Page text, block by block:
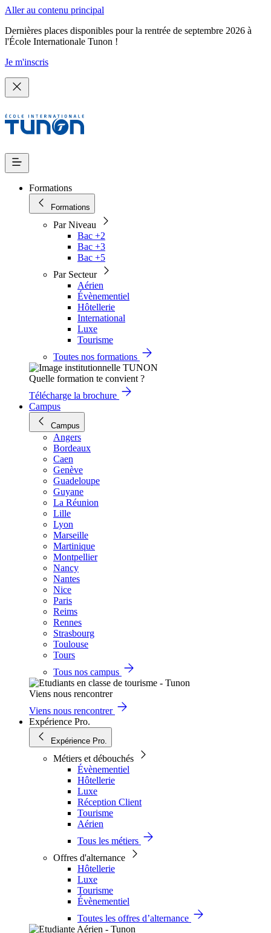
Aller au contenu principal
Dernières places disponibles pour la rentrée de septembre 2026 à
l'École Internationale Tunon !
Je m'inscris
Formations
Formations
Par Niveau
Bac +2
Bac +3
Bac +5
Par Secteur
Aérien
Évènementiel
Hôtellerie
International
Luxe
Tourisme
Toutes nos formations
Quelle formation te convient ?
Télécharge la brochure
Campus
Campus
Angers
Bordeaux
Caen
Genève
Guadeloupe
Guyane
La Réunion
Lille
Lyon
Marseille
Martinique
Montpellier
Nancy
Nantes
Nice
Paris
Reims
Rennes
Strasbourg
Toulouse
Tours
Tous nos campus
Viens nous rencontrer
Viens nous rencontrer
Expérience Pro.
Expérience Pro.
Métiers et débouchés
Évènementiel
Hôtellerie
Luxe
Réception Client
Tourisme
Aérien
Tous les métiers
Offres d'alternance
Hôtellerie
Luxe
Tourisme
Évènementiel
Toutes les offres d’alternance